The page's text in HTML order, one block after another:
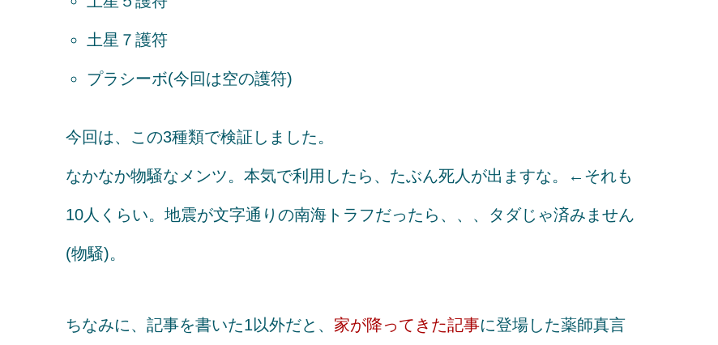
土星７護符
プラシーボ(今回は空の護符)
今回は、この3種類で検証しました。
なかなか物騒なメンツ。本気で利用したら、たぶん死人が出ますな。←それも
10人くらい。地震が文字通りの南海トラフだったら、、、タダじゃ済みません
(物騒)。
ちなみに、記事を書いた1以外だと、 家が降ってきた記事に登場した薬師真言